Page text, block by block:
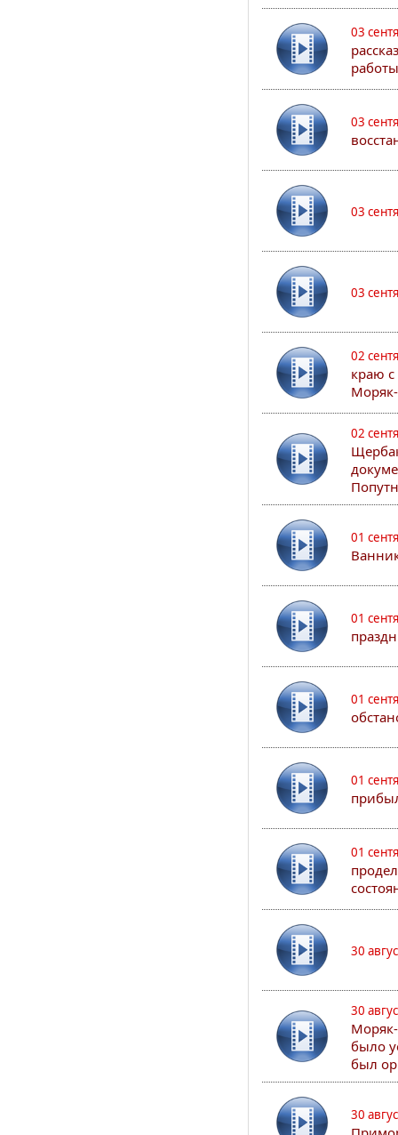
03
03
03
03
02
краю
02
01
01
01
01
01
30
30
было
был
30